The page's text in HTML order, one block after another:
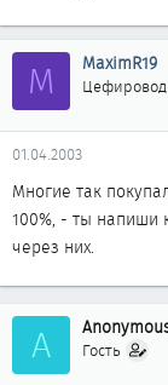
M MaximR19
Цефировод
01.04.2003
Многие так
100%, - ты напиши
через них.
A Гость